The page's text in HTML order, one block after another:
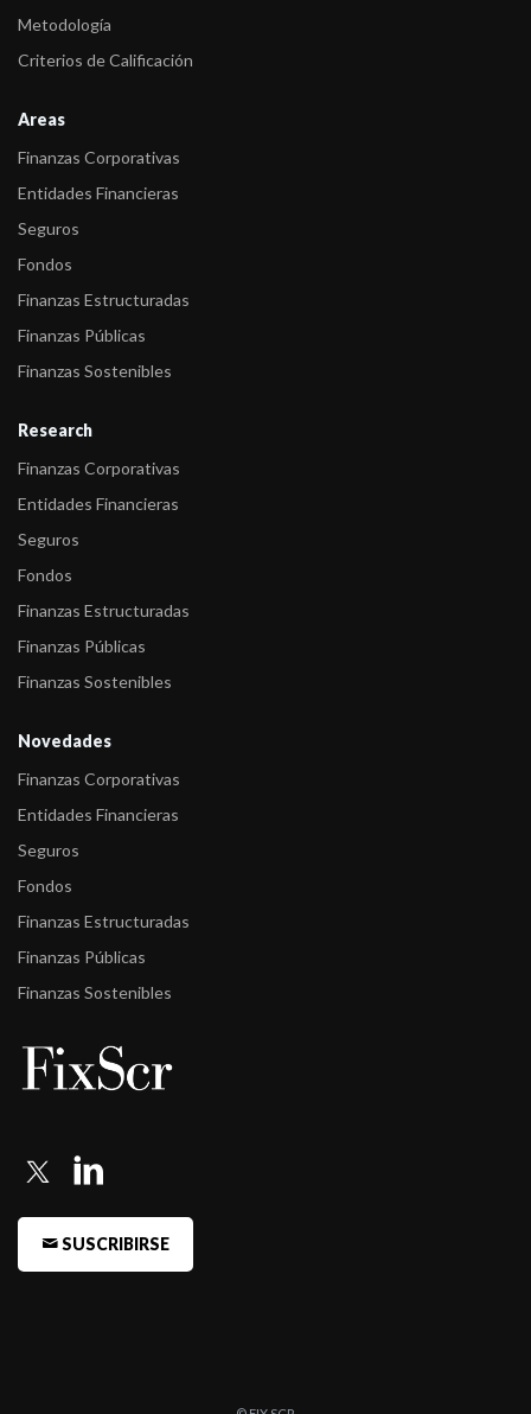
Metodología
Criterios de Calificación
Areas
Finanzas Corporativas
Entidades Financieras
Seguros
Fondos
Finanzas Estructuradas
Finanzas Públicas
Finanzas Sostenibles
Research
Finanzas Corporativas
Entidades Financieras
Seguros
Fondos
Finanzas Estructuradas
Finanzas Públicas
Finanzas Sostenibles
Novedades
Finanzas Corporativas
Entidades Financieras
Seguros
Fondos
Finanzas Estructuradas
Finanzas Públicas
Finanzas Sostenibles
SUSCRIBIRSE